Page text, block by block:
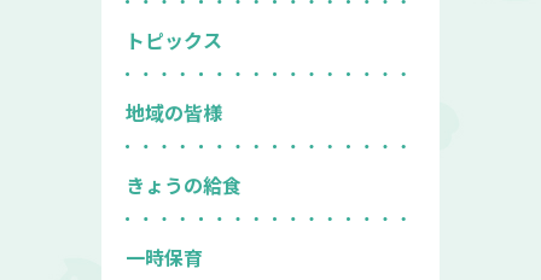
トピックス
地域の皆様
きょうの給食
一時保育